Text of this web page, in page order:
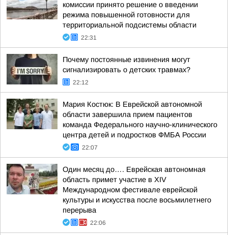
комиссии принято решение о введении
режима повышенной готовности для
территориальной подсистемы области
22:31
Почему постоянные извинения могут
сигнализировать о детских травмах?
22:12
Мария Костюк: В Еврейской автономной
области завершила прием пациентов
команда Федерального научно-клинического
центра детей и подростков ФМБА России
22:07
Один месяц до…. Еврейская автономная
область примет участие в XIV
Международном фестивале еврейской
культуры и искусства после восьмилетнего
перерыва
22:06